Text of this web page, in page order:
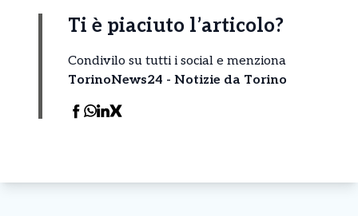
Ti è piaciuto l’articolo?
Condivilo su tutti i social e menziona
TorinoNews24 - Notizie da Torino